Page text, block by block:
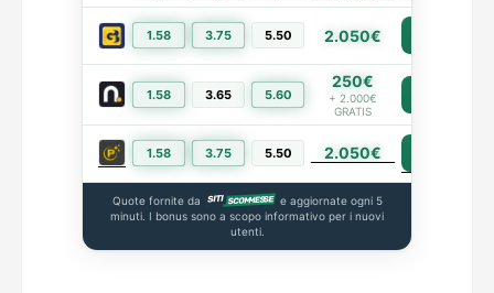
1.58 3.75 5.50 2.050€
1.58 3.65 5.60
250€
+ 2.000€
GRATIS
1.58 3.75 5.50 2.050€
Quote fornite da
e aggiornate ogni 5
minuti. I bonus sono a scopo informativo per i nuovi
utenti.